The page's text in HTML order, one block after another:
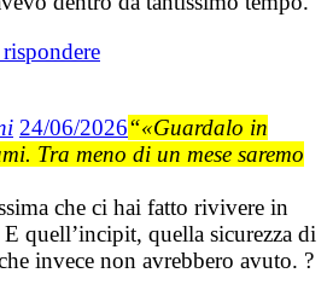
24/06/2026“«Guardalo in
Tra meno di un mese saremo
che ci hai fatto rivivere in
E quell’incipit, quella sicurezza di
invece non avrebbero avuto. ?